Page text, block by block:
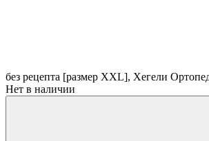
без рецепта [размер XXL], Хегели
Нет в наличии